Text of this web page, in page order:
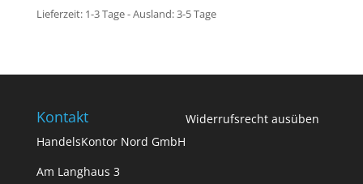
Lieferzeit: 1-3 Tage - Ausland: 3-5 Tage
Kontakt
HandelsKontor Nord GmbH
Am Langhaus 3
Widerrufsrecht ausüben